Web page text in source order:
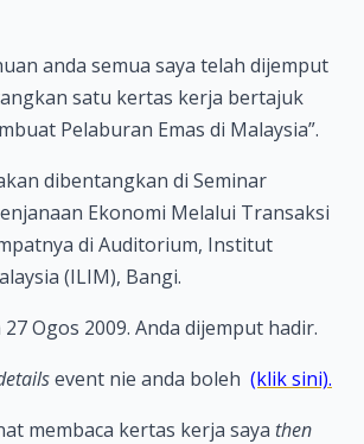
anda semua saya telah dijemput
satu kertas kerja bertajuk
Pelaburan Emas di Malaysia”.
dibentangkan di Seminar
Ekonomi Melalui Transaksi
di Auditorium, Institut
(ILIM), Bangi.
Ogos 2009. Anda dijemput hadir.
event nie anda boleh (klik sini).
membaca kertas kerja saya then